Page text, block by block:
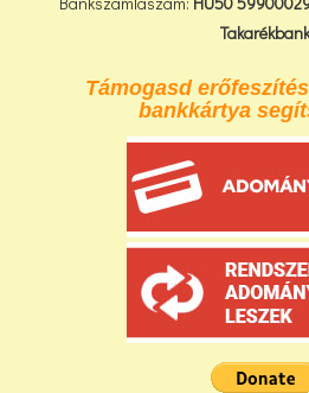
Takarékbank
Támogasd
bankkártya